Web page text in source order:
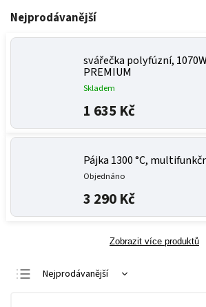
Nejprodávanější
svářečka polyfúzní,
PREMIUM
Skladem
1 635 Kč
Pájka 1300 °C,
Objednáno
3 290 Kč
Zobrazit více produktů
Nejprodávanější